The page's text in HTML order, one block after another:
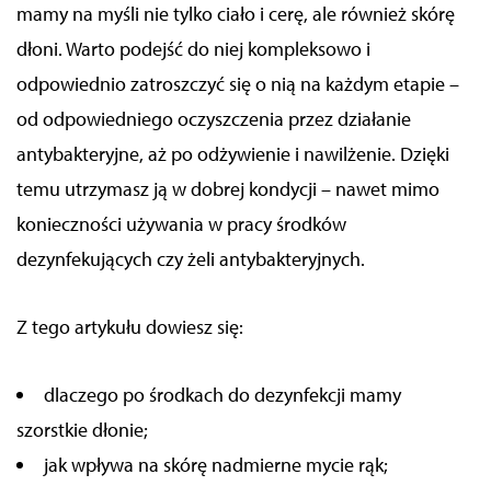
mamy na myśli nie tylko ciało i cerę, ale również skórę
dłoni. Warto podejść do niej kompleksowo i
odpowiednio zatroszczyć się o nią na każdym etapie –
od odpowiedniego oczyszczenia przez działanie
antybakteryjne, aż po odżywienie i nawilżenie. Dzięki
temu utrzymasz ją w dobrej kondycji – nawet mimo
konieczności używania w pracyśrodków
dezynfekujących czy żeli antybakteryjnych.
Z tego artykułu dowiesz się:
dlaczego po środkach do dezynfekcji mamy
szorstkie dłonie;
jak wpływa na skórę nadmierne mycie rąk;